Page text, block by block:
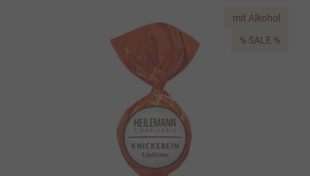
mit Alkohol
% SALE %